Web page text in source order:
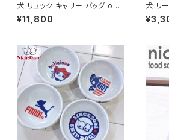
犬 リュック キャリー バッグ out
door アウトドア プロダクツ デ
イパック Lサイズ キャリーケー
犬 チワワ 子犬 多頭 飼い 避難
軽量 バック 電車 2匹 顔出し ペ
ットキャリー 防災 ドライブ 散歩
旅行 自転車
¥11,800
犬 リ
ライン リード
犬 ド